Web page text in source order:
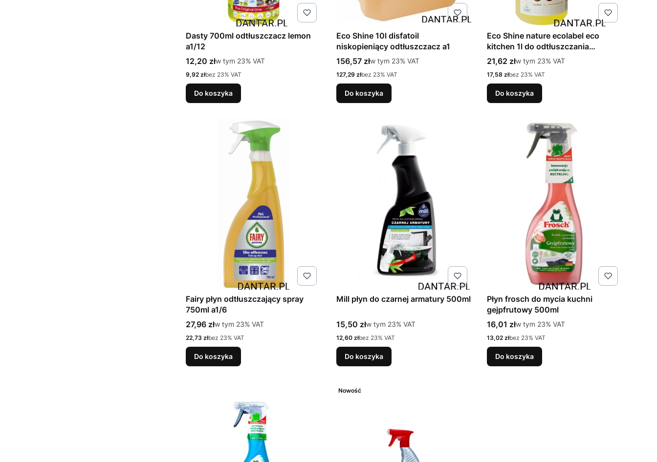
Dasty 700ml odtłuszczacz lemon
a1/12
Cena brutto
12,20 złw tym %s VAT
w tym 23% VAT
Cena netto
9,92 złbez 23% VAT
Do koszyka
Eco Shine 10l disfatoil
niskopieniący odtłuszczacz a1
Cena brutto
156,57 złw tym %s VAT
w tym 23% VAT
Cena netto
127,29 złbez 23% VAT
Do koszyka
Eco Shine nature ecolabel eco
kitchen 1l do odtłuszczania
powierzchni i urządzeń a1/12
Cena brutto
21,62 złw tym %s VAT
w tym 23% VAT
Cena netto
17,58 złbez 23% VAT
Do koszyka
Fairy płyn odtłuszczający spray
750ml a1/6
Cena brutto
27,96 złw tym %s VAT
w tym 23% VAT
Cena netto
22,73 złbez 23% VAT
Do koszyka
Mill płyn do czarnej armatury 500ml
Cena brutto
15,50 złw tym %s VAT
w tym 23% VAT
Cena netto
12,60 złbez 23% VAT
Do koszyka
Płyn frosch do mycia kuchni
gejpfrutowy 500ml
Cena brutto
16,01 złw tym %s VAT
w tym 23% VAT
Cena netto
13,02 złbez 23% VAT
Do koszyka
Nowość